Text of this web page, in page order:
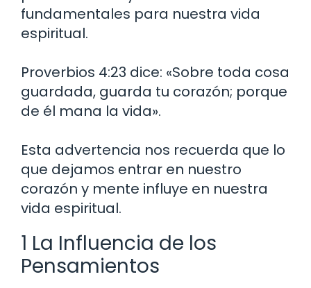
fundamentales para nuestra vida
espiritual.
Proverbios 4:23 dice: «Sobre toda cosa
guardada, guarda tu corazón; porque
de él mana la vida».
Esta advertencia nos recuerda que lo
que dejamos entrar en nuestro
corazón y mente influye en nuestra
vida espiritual.
1 La Influencia de los
Pensamientos